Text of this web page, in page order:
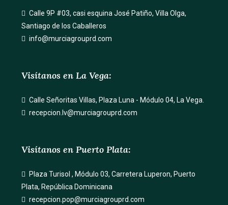
Calle 9P #03, casi esquina José Patiño, Villa Olga,
Santiago de los Caballeros
info@murciagrouprd.com
Visítanos en La Vega:
Calle Señoritas Villas, Plaza Luna - Módulo 04, La Vega.
recepcion.lv@murciagrouprd.com
Visítanos en Puerto Plata:
Plaza Turisol , Módulo 03, Carretera Luperon, Puerto
Plata, República Dominicana
recepcion.pop@murciagrouprd.com